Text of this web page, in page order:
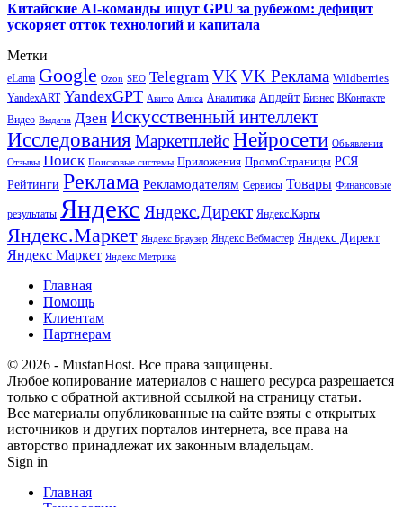
Китайские AI-команды ищут GPU за рубежом: дефицит
ускоряет отток технологий и капитала
Метки
eLama Google Ozon SEO Telegram VK VK Реклама Wildberries
YandexART YandexGPT Авито Алиса Аналитика Апдейт Бизнес ВКонтакте
Видео Выдача Дзен Искусственный интеллект
Исследования МаркетплейсНейросети Объявления
Отзывы Поиск Поисковые системы Приложения ПромоСтраницы РСЯ
Рейтинги Реклама Рекламодателям Сервисы Товары Финансовые
результаты Яндекс Яндекс.Директ Яндекс.Карты
Яндекс.Маркет Яндекс Браузер Яндекс Вебмастер Яндекс Директ
Яндекс Маркет Яндекс Метрика
Главная
Помощь
Клиентам
Партнерам
© 2026 - MustanHost. Все права защищены.
Любое копирование материалов с нашего ресурса разрешается
только с обратной активной ссылкой на страницу статьи.
Все материалы опубликованные на сайте взяты с открытых
источников и других порталов интернета, все права на
авторство принадлежат их законным владельцам.
Sign in
Главная